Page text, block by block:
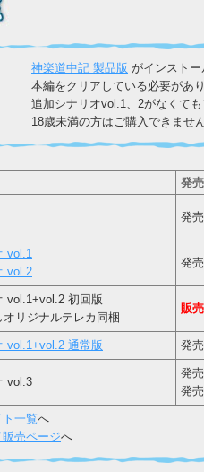
神楽道中記 製品版 がインストー
本編をクリアしている必要があり
追加シナリオvol.1、2がなくても
18歳未満の方はご購入できません
発
発
vol.1
vol.2
発
vol.1+vol.2 初回版
リジナルテレカ同梱
販
vol.1+vol.2 通常版 発
vol.3
発
発
一覧へ
売ページへ